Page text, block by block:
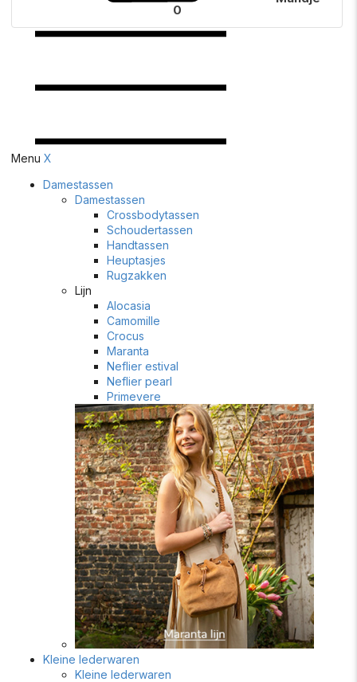
0
Menu X
Damestassen
Damestassen
Crossbodytassen
Schoudertassen
Handtassen
Heuptasjes
Rugzakken
Lijn
Alocasia
Camomille
Crocus
Maranta
Neflier estival
Neflier pearl
Primevere
Kleine lederwaren
Kleine lederwaren